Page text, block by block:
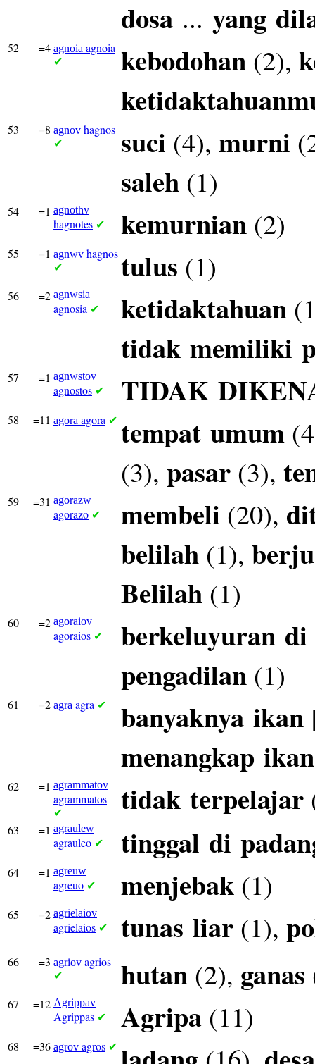
dosa ... yang
52 =4 agnoia agnoia
✔ kebodohan (2),
53 =8 agnov hagnos
✔ suci (4), murni
saleh (1)
54 =1 agnothv
hagnotes ✔ kemurnian (2)
55 =1 agnwv hagnos
✔ tulus (1)
56 =2 agnwsia
agnosia ✔ ketidaktahuan
tidak memiliki
57 =1 agnwstov
agnostos ✔ TIDAK
58 =11 agora agora ✔ tempat umum
(3), pasar (3),
59 =31 agorazw
agorazo ✔ membeli (20),
belilah (1),
Belilah (1)
60 =2 agoraiov
agoraios ✔ berkeluyuran di
pengadilan (1)
61 =2 agra agra ✔ banyaknya ikan
menangkap ikan
62 =1 agrammatov
agrammatos
✔ tidak terpelajar
63 =1 agraulew
agrauleo ✔ tinggal di
64 =1 agreuw
agreuo ✔ menjebak (1)
65 =2 agrielaiov
agrielaios ✔ tunas liar (1),
66 =3 agriov agrios
✔ hutan (2), ganas
67 =12 Agrippav
Agrippas ✔ Agripa (11)
68 =36 agrov agros ✔